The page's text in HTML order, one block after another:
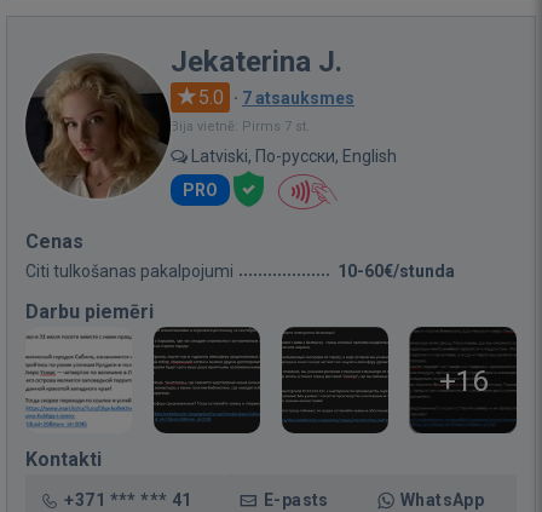
Jekaterina J.
5.0 · 7 atsauksmes
Bija vietnē: Pirms 7 st.
Latviski, По-русски, English
PRO
Cenas
Citi tulkošanas pakalpojumi 10-60€/stunda
Darbu piemēri
+16
Kontakti
+371 *** *** 41 E-pasts WhatsApp